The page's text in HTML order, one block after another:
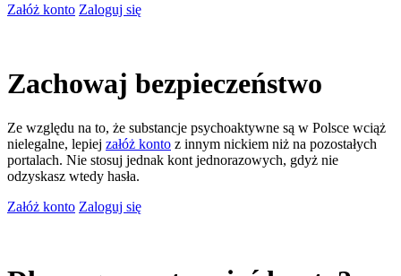
Załóż konto Zaloguj się
Zachowaj bezpieczeństwo
Ze względu na to, że substancje psychoaktywne są w Polsce wciąż
nielegalne, lepiej załóż konto z innym nickiem niż na pozostałych
portalach. Nie stosuj jednak kont jednorazowych, gdyż nie
odzyskasz wtedy hasła.
Załóż konto Zaloguj się